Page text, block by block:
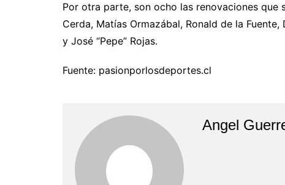
Por otra parte, son ocho las renovaciones que
Cerda, Matías Ormazábal, Ronald de la
y José “Pepe” Rojas.
Fuente: pasionporlosdeportes.cl
Angel